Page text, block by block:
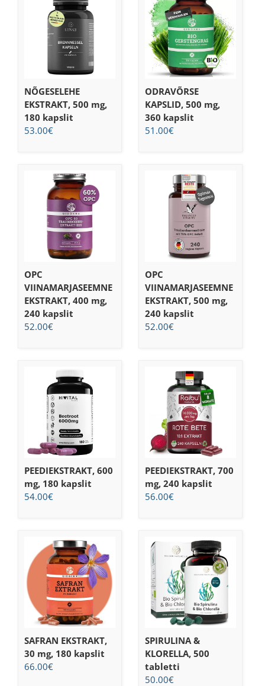
NÕGESELEHE
EKSTRAKT, 500 mg,
180 kapslit
53.00€
ODRAVÕRSE
KAPSLID, 500 mg,
360 kapslit
51.00€
OPC
VIINAMARJASEEMNE
EKSTRAKT, 400 mg,
240 kapslit
52.00€
OPC
VIINAMARJASEEMNE
EKSTRAKT, 500 mg,
240 kapslit
52.00€
PEEDIEKSTRAKT, 600
mg, 180 kapslit
54.00€
PEEDIEKSTRAKT, 700
mg, 240 kapslit
56.00€
SAFRAN EKSTRAKT,
30 mg, 180 kapslit
66.00€
SPIRULINA &
KLORELLA, 500
tabletti
50.00€